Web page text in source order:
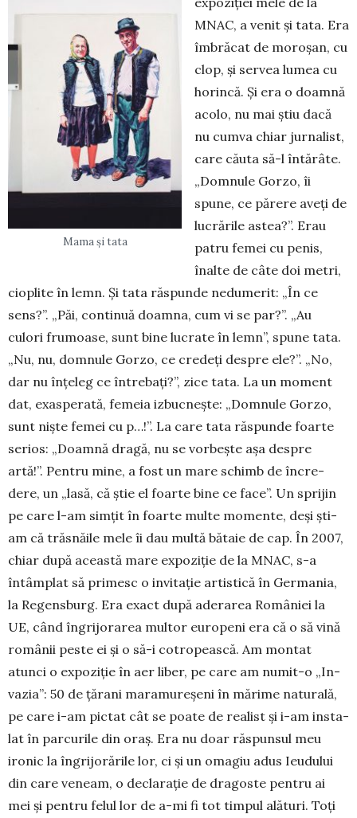
Mama și tata
MNAC, a venit și tata. Era
îm­­bră­cat de moroșan, cu
clop, și ser­vea lumea cu
horincă. Și era o doam­nă
acolo, nu mai știu dacă
nu cumva chiar jurnalist,
care căuta să-l întărâte.
„Dom­nule Gorzo, îi
spune, ce părere aveți de
lucră­ri­le astea?”. Erau
patru fe­mei cu penis,
înalte de câte doi metri,
cioplite în lemn. Și tata răspunde nedu­me­rit: „În ce
sens?”. „Păi, continuă doamna, cum vi se par?”. „Au
culori frumoase, sunt bine lu­cra­­te în lemn”, spune ta­ta.
„Nu, nu, domnule Gorzo, ce cre­deți despre ele?”. „No,
dar nu înțeleg ce în­trebați?”, zice tata. La un mo­ment
dat, exaspe­ra­tă, femeia izbucnește: „Dom­nule Gor­zo,
sunt niște fe­mei cu p…!”. La care tata răspunde foarte
serios: „Doamnă dragă, nu se vor­bește așa des­pre
artă!”. Pen­tru mine, a fost un ma­re schimb de în­cre­­
dere, un „lasă, că știe el foarte bine ce face”. Un spri­jin
pe care l-am simțit în foarte multe momente, deși ști­
am că trăsnăile mele îi dau multă bătaie de cap. În 2007,
chiar după această ma­re ex­po­ziție de la MNAC, s-a
întâmplat să pri­mesc o invitație artistică în Ger­mania,
la Regens­burg. Era exact după aderarea României la
UE, când îngri­jo­rarea mul­tor europeni era că o să vină
românii pes­te ei și o să-i cotro­peas­că. Am montat
atunci o expozi­ție în aer liber, pe care am numit-o „In­
va­zia”: 50 de țărani maramu­re­șeni în mă­ri­me natu­ra­lă,
pe care i-am pictat cât se poa­te de realist și i-am in­sta­
lat în par­cu­rile din oraș. Era nu doar răspunsul meu
ironic la îngrijo­rările lor, ci și un omagiu adus Ieudului
din care veneam, o de­cla­ra­ție de dragoste pentru ai
mei și pentru felul lor de a-mi fi tot tim­pul alături. Toți